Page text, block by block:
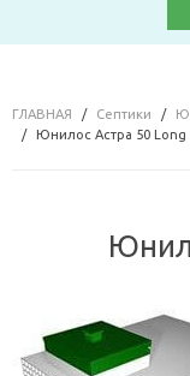
ГЛАВНАЯ Септики
Юнилос Астра 50 Long